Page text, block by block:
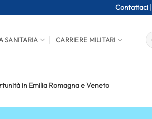
Contattaci |
SANITARIA CARRIERE MILITARI
in Emilia Romagna e Veneto